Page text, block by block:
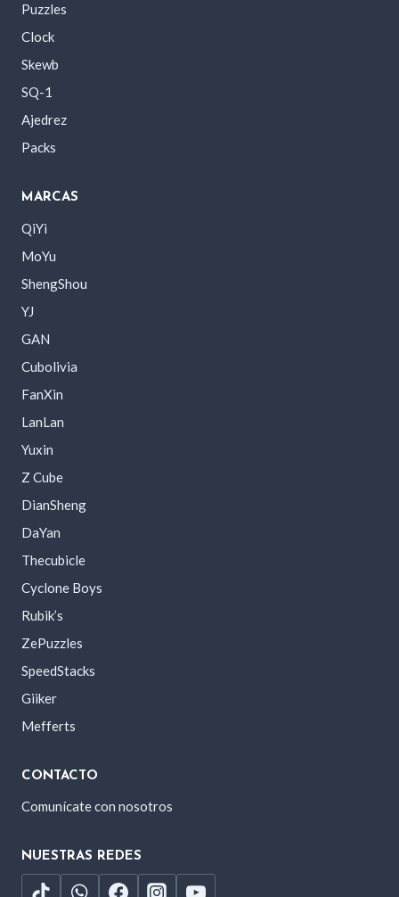
Puzzles
Clock
Skewb
SQ-1
Ajedrez
Packs
MARCAS
QiYi
MoYu
ShengShou
YJ
GAN
Cubolivia
FanXin
LanLan
Yuxin
Z Cube
DianSheng
DaYan
Thecubicle
Cyclone Boys
Rubik’s
ZePuzzles
SpeedStacks
Giiker
Mefferts
CONTACTO
Comunícate con nosotros
NUESTRAS REDES